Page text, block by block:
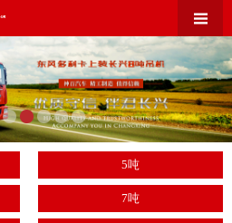
5吨
7吨